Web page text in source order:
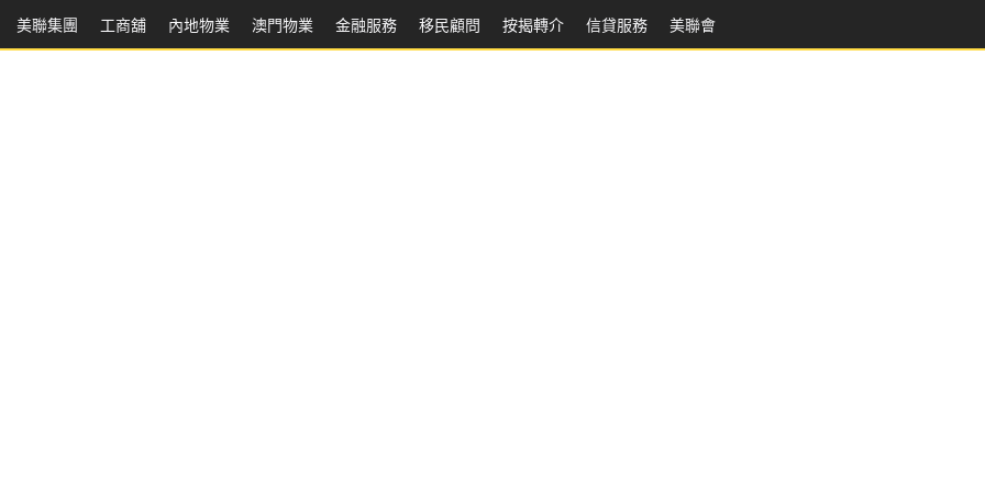
美聯集團 工商舖 內地物業 澳門物業 金融服務 移民顧問 按揭轉介 信貸服務 美聯會